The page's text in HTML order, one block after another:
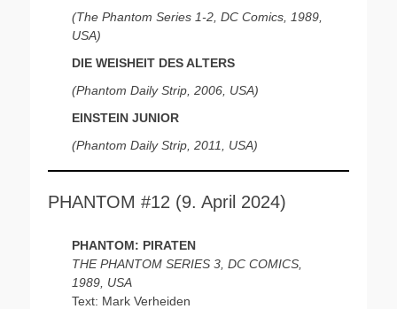
(The Phantom Series 1-2, DC Comics, 1989,
USA)
DIE WEISHEIT DES ALTERS
(Phantom Daily Strip, 2006, USA)
EINSTEIN JUNIOR
(Phantom Daily Strip, 2011, USA)
PHANTOM #12 (9. April 2024)
PHANTOM: PIRATEN
THE PHANTOM SERIES 3, DC COMICS,
1989, USA
Text: Mark Verheiden